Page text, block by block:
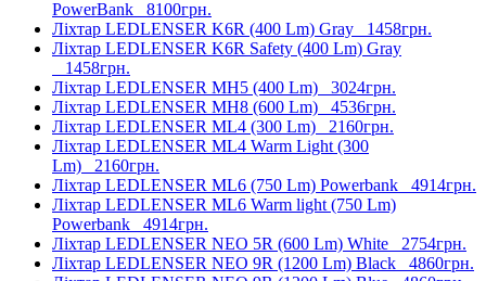
PowerBank 8100грн.
Ліхтар LEDLENSER K6R (400 Lm) Gray 1458грн.
Ліхтар LEDLENSER K6R Safety (400 Lm) Gray
1458грн.
Ліхтар LEDLENSER MH5 (400 Lm) 3024грн.
Ліхтар LEDLENSER MH8 (600 Lm) 4536грн.
Ліхтар LEDLENSER ML4 (300 Lm) 2160грн.
Ліхтар LEDLENSER ML4 Warm Light (300
Lm) 2160грн.
Ліхтар LEDLENSER ML6 (750 Lm) Powerbank 4914грн.
Ліхтар LEDLENSER ML6 Warm light (750 Lm)
Powerbank 4914грн.
Ліхтар LEDLENSER NEO 5R (600 Lm) White 2754грн.
Ліхтар LEDLENSER NEO 9R (1200 Lm) Black 4860грн.